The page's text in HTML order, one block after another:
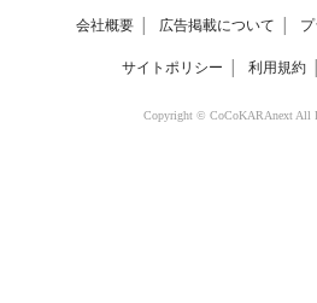
会社概要 広告掲載について
サイトポリシー 利用規約
Copyright © CoCoKARAnext All